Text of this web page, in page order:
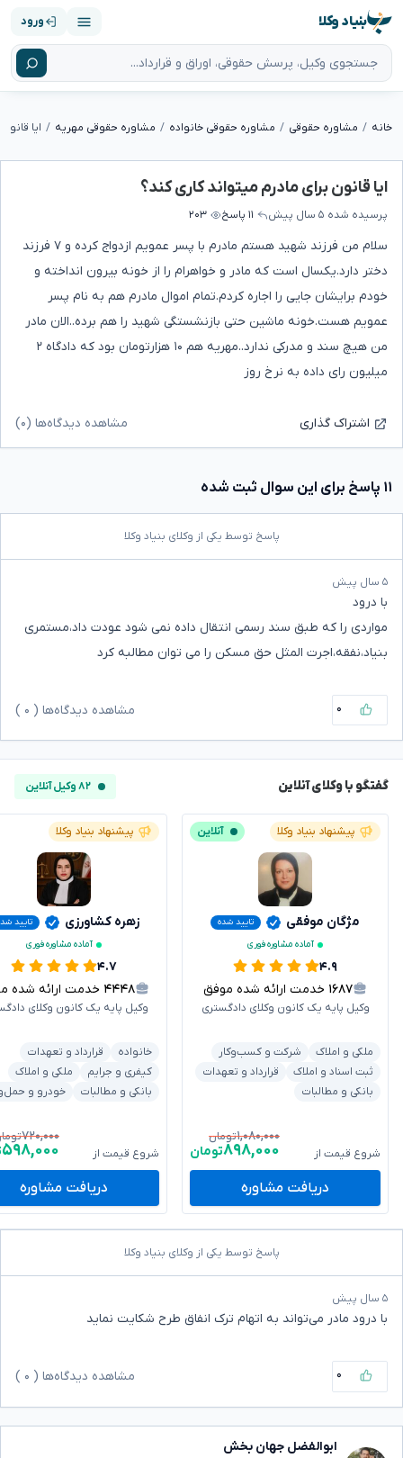
بنیاد وکلا ورود
خانه مشاوره حقوقی مشاوره حقوقی خانواده مشاوره حقوقی مهریه ایا
ایا قانون برای مادرم میتواند کاری کند؟
پرسیده شده ۵ سال پیش ۱۱ پاسخ ۲۰۳
سلام من فرزند شهید هستم مادرم با پسر عمویم ازدواج کرده و ۷ فرزند
دختر دارد.یکسال است که مادر و خواهرام را از خونه بیرون انداخته و
خودم برایشان جایی را اجاره کردم.تمام اموال مادرم هم به نام پسر
عمویم هست.خونه ماشین حتی بازنشستگی شهید را هم برده..الان مادر
من هیچ سند و مدرکی ندارد..مهریه هم ۱۰ هزارتومان بود که دادگاه ۲
میلیون رای داده به نرخ روز
اشتراک گذاری مشاهده دیدگاه‌ها (۰)
۱۱ پاسخ برای این سوال ثبت شده
پاسخ توسط یکی از وکلای بنیاد وکلا
۵ سال پیش
با درود
مواردی را که طبق سند رسمی انتقال داده نمی شود عودت داد،مستمری
بنیاد،نفقه،اجرت المثل حق مسکن را می توان مطالبه کرد
۰ مشاهده دیدگاه‌ها ( ۰
گفتگو با وکلای آنلاین ۸۲ وکیل آنلاین
پیشنهاد بنیاد وکلا آنلاین
مژگان موفقی
تایید شده
آماده مشاوره فوری
۴.۹
۱۶۸۷ خدمت ارائه شده موفق
وکیل پایه یک کانون وکلای دادگستری
ملکی و املاک
شرکت و کسب‌وکار
ثبت اسناد و املاک
قرارداد و تعهدات
بانکی و مطالبات
شروع قیمت از
۱,۰۸۰,۰۰۰تومان
۸۹۸,۰۰۰تومان
دریافت مشاوره
پیشنهاد بنیاد وکلا
زهره کشاورزی
تایید
آماده مشاوره فوری
۴.۷
۴۴۴۸ خدمت ارائه شده موفق
وکیل پایه یک کانون وکلای
خانواده
قرارداد و تعهدات
کیفری و جرایم
ملکی و املاک
بانکی و مطالبات
خودرو و
شروع قیمت از
۷۲۰,۰۰۰
۵۹۸,۰۰۰
دریافت مشاوره
پاسخ توسط یکی از وکلای بنیاد وکلا
۵ سال پیش
با درود مادر می‌تواند به اتهام ترک انفاق طرح شکایت نماید
۰ مشاهده دیدگاه‌ها ( ۰
ابوالفضل جهان بخش